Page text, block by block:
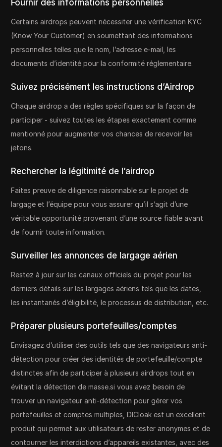
Fournir des informations personnelles
Certains airdrops peuvent nécessiter une vérification KYC
(Know Your Customer) en soumettant des informations
personnelles telles que le nom, l’adresse e-mail, les
documents d’identité pour la conformité réglementaire.
Suivez précisément les instructions d’Airdrop
Chaque airdrop a des règles spécifiques sur la façon de
participer - suivez toutes les étapes exactement comme
mentionné pour augmenter vos chances de recevoir les
jetons.
Rechercher la légitimité de l’airdrop
Faites preuve de diligence raisonnable sur le projet de
largage et l’équipe pour vous assurer qu’il s’agit d’une
véritable opportunité provenant d’une source fiable avant
de fournir toute information.
Surveiller les annonces de largage aérien
Restez à jour sur les canaux officiels du projet pour les
derniers détails sur les largages aériens tels que les dates,
les instantanés d’éligibilité, le processus de distribution, etc.
Préparer plusieurs portefeuilles/comptes
Envisagez d’utiliser des outils tels que des navigateurs anti-
détection pour créer des identités de portefeuille/compte
distinctes afin de participer à plusieurs airdrops tout en
évitant la détection de masse.si vous avez besoin de
trouver un navigateur anti-détection pour gérer vos
portefeuilles et comptes multiples, DICloak est un excellent
produit qui permet aux utilisateurs de rester anonymes et de
contourner les interdictions d’appareils existantes, avec des